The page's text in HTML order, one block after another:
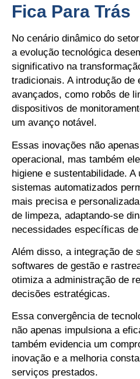
Fica Para Trás
No cenário dinâmico do
a evolução tecnológica
significativo na
tradicionais. A introdução de
avançados, como robôs de
dispositivos de
um avanço notável.
Essas inovações não
operacional, mas também
higiene e sustentabilidade.
sistemas automatizados
mais precisa e
de limpeza, adaptando-se
necessidades específicas
Além disso, a integração de
softwares de gestão e
otimiza a administração de
decisões estratégicas.
Essa convergência de
não apenas impulsiona a
também evidencia um
inovação e a melhoria
serviços prestados.